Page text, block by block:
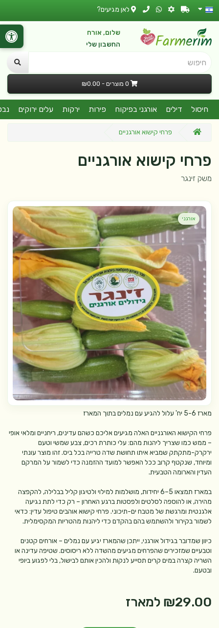
לאן מגיעים?
שלום, אורח
החשבון שלי
חיפוש
0 מוצרים - ₪0.00
חיסול דילים אורגני בפיקוח פירות ירקות עלים ירוקים
פרחי קישוא אורגניים
פרחי קישוא אורגניים
משק זינגר
אורגני
מארז 5-6 יח' עלול להגיע עם נמלים בתוך המארז
פרחי הקישוא האורגניים האלה מגיעים אליכם כשהם עדינים, ריחניים ומלאי אופי
– ממש כמו שצריך ליהנות מהם: עלי כותרת רכים, צבע שמשי וטעם
ירקרק-מתקתק שמביא איתו תחושת שדה טרייה בכל ביס. זהו מוצר עונתי
ומיוחד, שנקטף קרוב ככל האפשר למועד ההזמנה כדי לשמור על המרקם
העדין והארומה הטבעית.
במארז תמצאו 5–6 יחידות, מושלמות למילוי ולטיגון קליל בבלילה, להקפצה
מהירה, או להוספה לסלטים ולפסטות ברגע האחרון – רק כדי לתת נגיעה
אלגנטית ומרגשת של מטבח ים-תיכוני. פרחי קישוא אוהבים טיפול עדין: כדאי
לשמור בקירור ולהשתמש בהם בהקדם כדי ליהנות מהטריות המקסימלית.
כיוון שמדובר בגידול אורגני, ייתכן שהמארז יגיע עם נמלים – אורחים קטנים
וטבעיים שמזכירים שהפרחים מגיעים מהשדה ללא ריסוסים. שטיפה עדינה או
השריה קצרה במים קרים תסייע לנקות ולהכין אותם לבישול, בלי לפגוע ביופי
ובטעם.
₪29.00 למארז